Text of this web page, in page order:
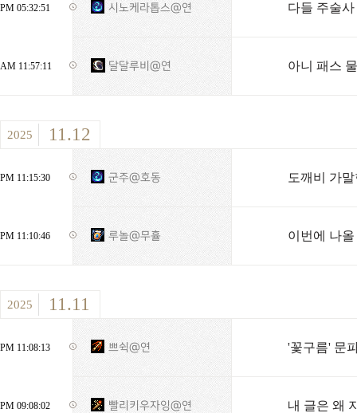
PM 05:32:51 시노케라톱스@연 다들 주술
AM 11:57:11 달달루비@연 아니 패스
2025 11.12
PM 11:15:30 군주@호동 도깨비 가
PM 11:10:46 루놀@무휼 이번에 나
2025 11.11
PM 11:08:13 쁘쉭@연 '꽃구름' 문
PM 09:08:02 빨리키우자잉@연 내 글은 왜